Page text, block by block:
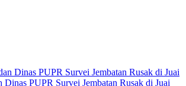
PUPR Survei Jembatan Rusak di Juai